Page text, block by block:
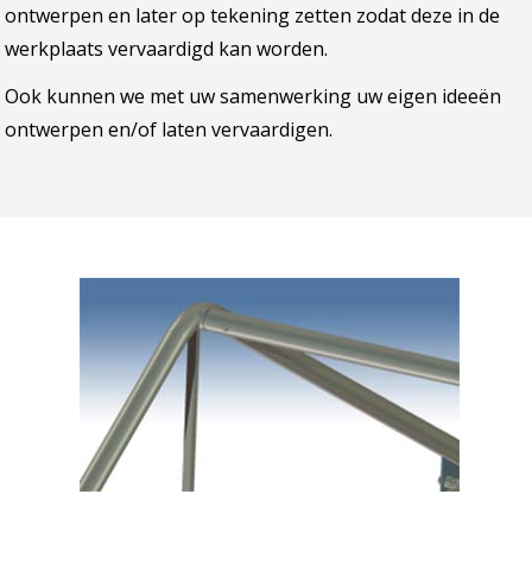
ontwerpenen later op tekening zetten zodat deze in de
werkplaats vervaardigd kan worden.
Ook kunnen we met uw samenwerking uw eigen ideeën
ontwerpen en/of latenvervaardigen.